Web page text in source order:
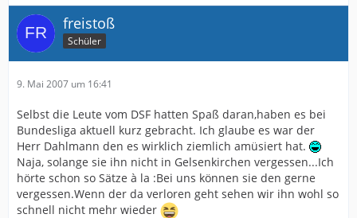
freistoß
Schüler
9. Mai 2007 um 16:41
Selbst die Leute vom DSF hatten Spaß daran,haben es bei
Bundesliga aktuell kurz gebracht. Ich glaube es war der
Herr Dahlmann den es wirklich ziemlich amüsiert hat.
Naja, solange sie ihn nicht in Gelsenkirchen vergessen...Ich
hörte schon so Sätze à la :Bei uns können sie den gerne
vergessen.Wenn der da verloren geht sehen wir ihn wohl so
schnell nicht mehr wieder